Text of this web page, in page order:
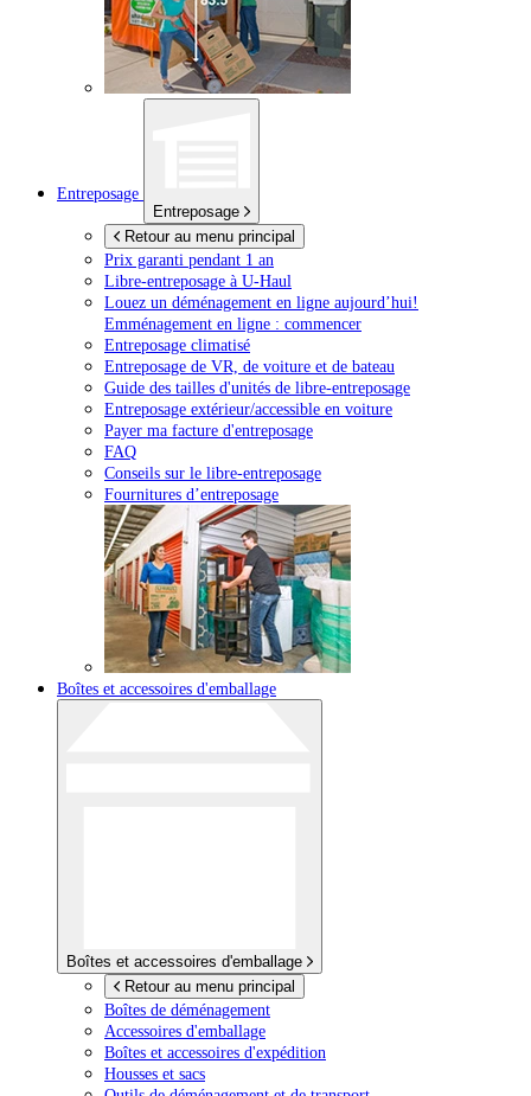
Entreposage
Entreposage
Retour au menu principal
Prix garanti pendant 1 an
Libre-entreposage à U-Haul
Louez un déménagement en ligne aujourd’hui!
Emménagement en ligne : commencer
Entreposage climatisé
Entreposage de VR, de voiture et de bateau
Guide des tailles d'unités de libre-entreposage
Entreposage extérieur/accessible en voiture
Payer ma facture d'entreposage
FAQ
Conseils sur le libre-entreposage
Fournitures d’entreposage
Boîtes et accessoires d'emballage
Boîtes et accessoires d'emballage
Retour au menu principal
Boîtes de déménagement
Accessoires d'emballage
Boîtes et accessoires d'expédition
Housses et sacs